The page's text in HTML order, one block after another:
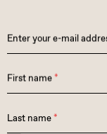
Enter your e-mail
First name*
Last name*